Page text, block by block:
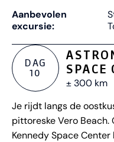
Aanbevolen
excursie:
DAG
10
SPACE
± 300 km
Je rijdt langs de
pittoreske Vero Beach.
Kennedy Space